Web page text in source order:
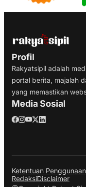
Profil
Rakyatsipil adalah
portal berita, majalah
yang memastikan
Media Sosial
Ketentuan Penggunaan
RedaksiDisclaimer